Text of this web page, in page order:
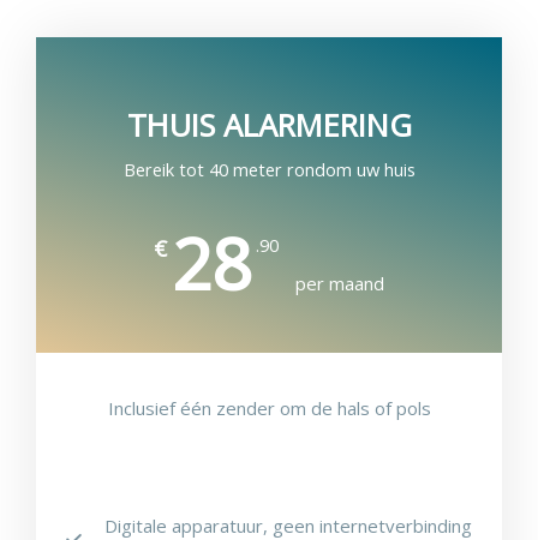
THUIS ALARMERING
Bereik tot 40 meter rondom uw huis
€28 .90
per maand
Inclusief één zender om de hals of pols
Digitale apparatuur, geen internetverbinding